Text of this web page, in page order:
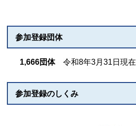
参加登録団体
1,666団体令和8年3月31日現在
参加登録のしくみ